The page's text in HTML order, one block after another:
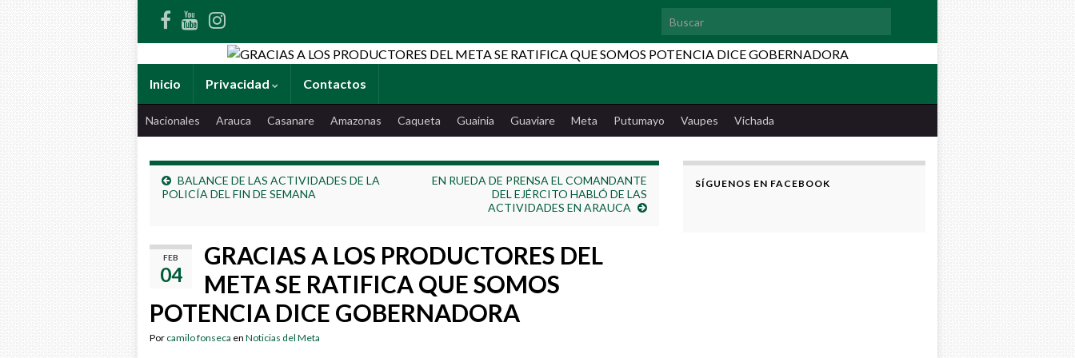
Search for:
Inicio Privacidad Contactos
Nacionales Arauca Casanare Amazonas Caqueta Guainia Guaviare Meta Putumayo Vaupes Vichada
BALANCE DE LAS ACTIVIDADES DE LA
POLICÍA DEL FIN DE SEMANA
EN RUEDA DE PRENSA EL COMANDANTE
DEL EJÉRCITO HABLÓ DE LAS
ACTIVIDADES EN ARAUCA
FEB
04
GRACIAS A LOS PRODUCTORES DEL
META SE RATIFICA QUE SOMOS
POTENCIA DICE GOBERNADORA
Por camilo fonseca en Noticias del Meta
SÍGUENOS EN FACEBOOK